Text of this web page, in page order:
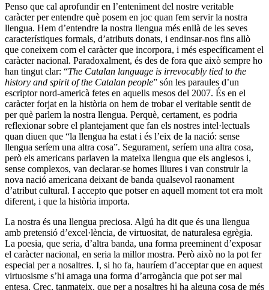
Penso que cal aprofundir en l’enteniment del nostre veritable
caràcter per entendre què posem en joc quan fem servir la nostra
llengua. Hem d’entendre la nostra llengua més enllà de les seves
característiques formals, d’atributs donats, i endinsar-nos fins allò
que coneixem com el caràcter que incorpora, i més específicament el
caràcter nacional. Paradoxalment, és des de fora que això sempre ho
han tingut clar: “The Catalan language is irrevocably tied to the
history and spirit of the Catalan people” són les paraules d’un
escriptor nord-americà fetes en aquells mesos del 2007. És en el
caràcter forjat en la història on hem de trobar el veritable sentit de
per què parlem la nostra llengua. Perquè, certament, es podria
reflexionar sobre el plantejament que fan els nostres intel·lectuals
quan diuen que “la llengua ha estat i és l’eix de la nació: sense
llengua seríem una altra cosa”. Segurament, seríem una altra cosa,
però els americans parlaven la mateixa llengua que els anglesos i,
sense complexos, van declarar-se homes lliures i van construir la
nova nació americana deixant de banda qualsevol raonament
d’atribut cultural. I accepto que potser en aquell moment tot era molt
diferent, i que la història importa.
La nostra és una llengua preciosa. Algú ha dit que és una llengua
amb pretensió d’excel·lència, de virtuositat, de naturalesa egrègia.
La poesia, que seria, d’altra banda, una forma preeminent d’exposar
el caràcter nacional, en seria la millor mostra. Però això no la pot fer
especial per a nosaltres. I, si ho fa, hauríem d’acceptar que en aquest
virtuosisme s’hi amaga una forma d’arrogància que pot ser mal
entesa. Crec, tanmateix, que per a nosaltres hi ha alguna cosa de més